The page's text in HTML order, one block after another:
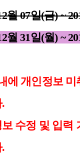
월 07일(금) ~
월 31일(월) ~
에 개인정보 미
수정 및 입력